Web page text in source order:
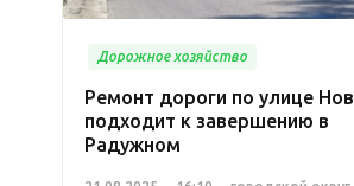
Дорожное хозяйство
Ремонт дороги по улице
подходит к завершению в
Радужном